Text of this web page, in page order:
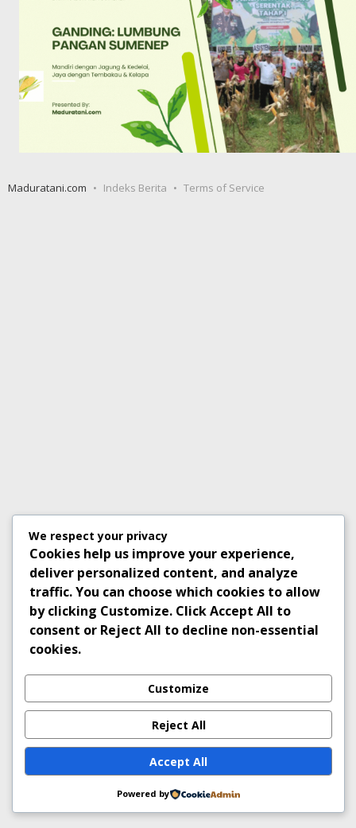
Maduratani.com Indeks Berita Terms of Service
We respect your privacy
Cookies help us improve your experience,
deliver personalized content, and analyze
traffic. You can choose which cookies to allow
by clicking Customize. ClickAccept All to
consent or Reject All to decline non-essential
cookies.
Customize
Reject All
Accept All
Powered by